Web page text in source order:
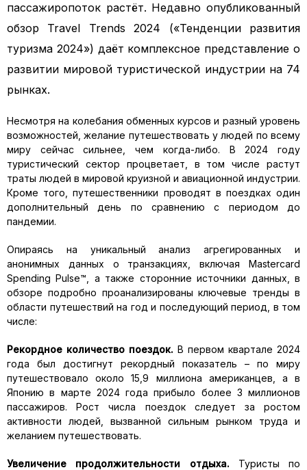
пассажиропоток растёт. Недавно опубликованный
обзор Travel Trends 2024 («Тенденции развития
туризма 2024») даёт комплексное представление о
развитии мировой туристической индустрии на 74
рынках.
Несмотря на колебания обменных курсов и разный уровень
возможностей, желание путешествовать у людей по всему
миру сейчас сильнее, чем когда-либо. В 2024 году
туристический сектор процветает, в том числе растут
траты людей в мировой круизной и авиационной индустрии.
Кроме того, путешественники проводят в поездках один
дополнительный день по сравнению с периодом до
пандемии.
Опираясь на уникальный анализ агрегированных и
анонимных данных о транзакциях, включая Mastercard
Spending Pulse™, а также сторонние источники данных, в
обзоре подробно проанализированы ключевые тренды в
области путешествий на год и последующий период, в том
числе:
Рекордное количество поездок. В первом квартале 2024
года был достигнут рекордный показатель – по миру
путешествовало около 15,9 миллиона американцев, а в
Японию в марте 2024 года прибыло более 3 миллионов
пассажиров. Рост числа поездок следует за ростом
активности людей, вызванной сильным рынком труда и
желанием путешествовать.
Увеличение продолжительности отдыха. Туристы по